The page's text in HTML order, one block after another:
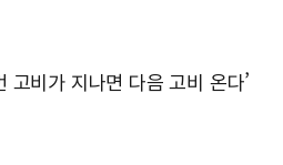
고비가 지나면 다음 고비 온다’